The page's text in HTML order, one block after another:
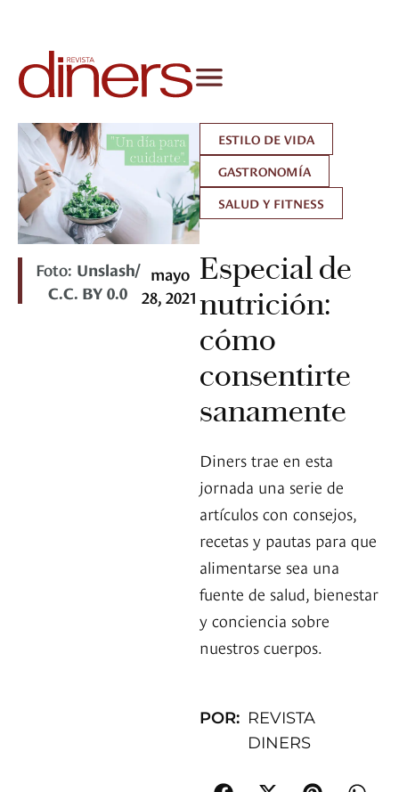
Foto: Unslash/
C.C. BY 0.0
mayo
28, 2021
ESTILO DE VIDA
GASTRONOMÍA
SALUD Y FITNESS
Especial de
nutrición:
cómo
consentirte
sanamente
Diners trae en esta
jornada una serie de
artículos con consejos,
recetas y pautas para que
alimentarse sea una
fuente de salud, bienestar
y conciencia sobre
nuestros cuerpos.
POR: REVISTA
DINERS